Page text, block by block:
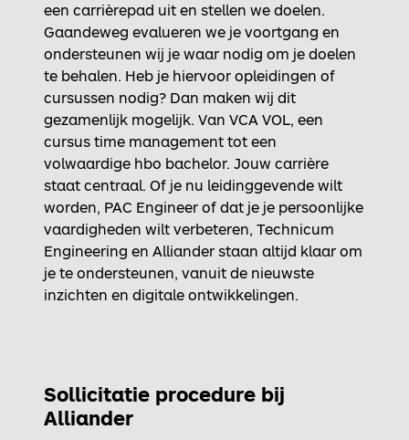
een carrièrepad uit en stellen we doelen.
Gaandeweg evalueren we je voortgang en
ondersteunen wij je waar nodig om je doelen
te behalen. Heb je hiervoor opleidingen of
cursussen nodig? Dan maken wij dit
gezamenlijk mogelijk. Van VCA VOL, een
cursus time management tot een
volwaardige hbo bachelor. Jouw carrière
staat centraal. Of je nu leidinggevende wilt
worden, PAC Engineer of dat je je persoonlijke
vaardigheden wilt verbeteren, Technicum
Engineering en Alliander staan altijd klaar om
je te ondersteunen, vanuit de nieuwste
inzichten en digitale ontwikkelingen.
Sollicitatie procedure bij
Alliander